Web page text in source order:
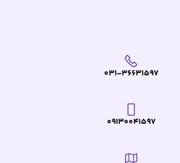
031-36631597
09130041597